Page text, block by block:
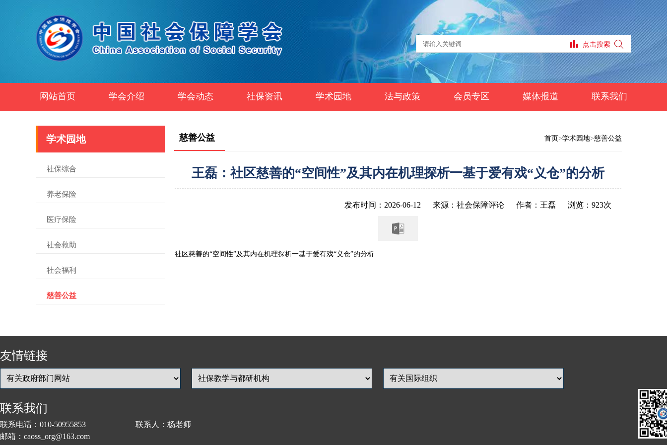
网站首页 学会介绍 学会动态 社保资讯 学术园地 法与政策 会员专区 媒体报道 联系我们
学术园地
社保综合
养老保险
医疗保险
社会救助
社会福利
慈善公益
慈善公益 首页>学术园地>慈善公益
王磊：社区慈善的“空间性”及其内在机理探析一基于爱有戏“义仓”的分析
发布时间：2026-06-12 来源：社会保障评论 作者：王磊 浏览：923次
社区慈善的“空间性”及其内在机理探析一基于爱有戏“义仓”的分析
友情链接
联系我们
联系电话：010-50955853 联系人：杨老师
邮箱：caoss_org@163.com